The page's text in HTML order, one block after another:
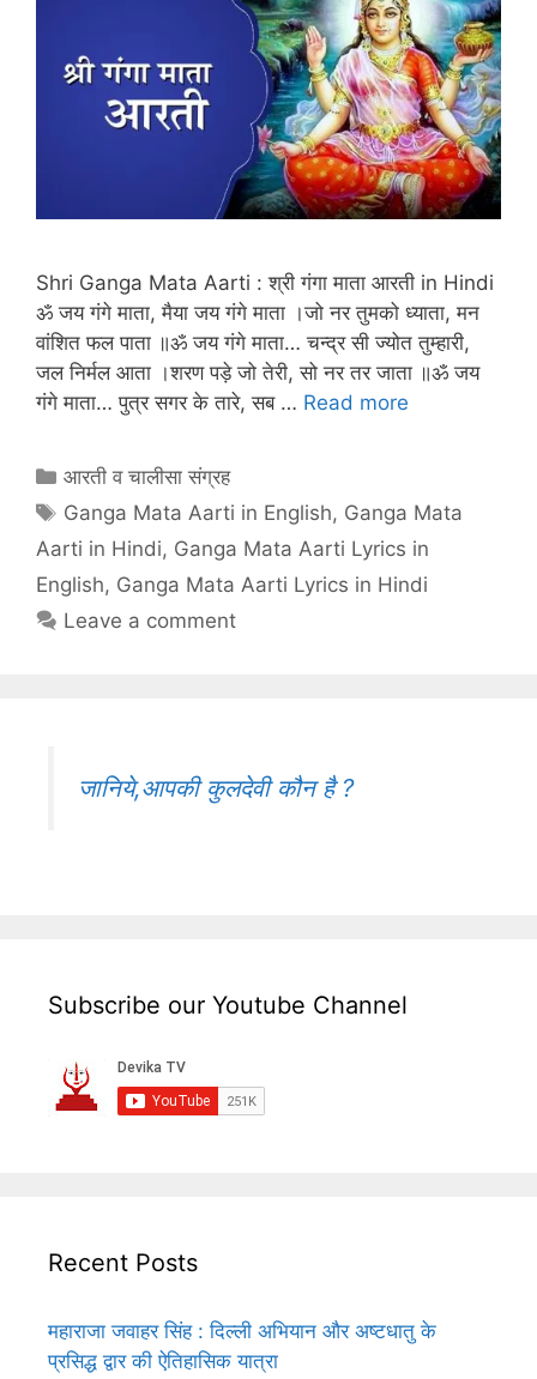
Shri Ganga Mata Aarti : श्री गंगा माता आरती in Hindi
ॐ जय गंगे माता, मैया जय गंगे माता ।जो नर तुमको ध्याता, मन
वांशित फल पाता ॥ॐ जय गंगे माता… चन्द्र सी ज्योत तुम्हारी,
जल निर्मल आता ।शरण पड़े जो तेरी, सो नर तर जाता ॥ॐ जय
गंगे माता… पुत्र सगर के तारे, सब … Read more
Categories
आरती व चालीसा संग्रह
Tags
Ganga Mata Aarti in English, Ganga Mata
Aarti in Hindi, Ganga Mata Aarti Lyrics in
English, Ganga Mata Aarti Lyrics in Hindi
Leave a comment
जानिये,आपकी कुलदेवी कौन है ?
Subscribe our Youtube Channel
Recent Posts
महाराजा जवाहर सिंह : दिल्ली अभियान और अष्टधातु के
प्रसिद्ध द्वार की ऐतिहासिक यात्रा